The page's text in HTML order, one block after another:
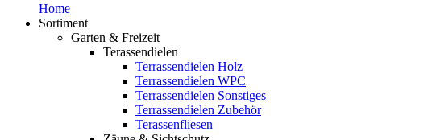
Home
Sortiment
Garten & Freizeit
Terassendielen
Terrassendielen Holz
Terrassendielen WPC
Terrassendielen Sonstiges
Terrassendielen Zubehör
Terassenfliesen